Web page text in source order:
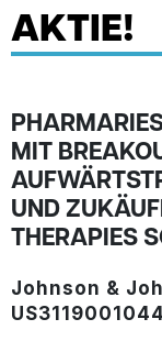
AKTIE!
MIT
UND
THERAPIES
Johnson &
US3119001044